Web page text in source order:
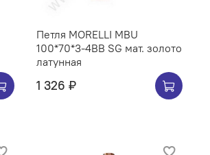
Петля MORELLI MBU
100*70*3-4BB SG мат. золото
латунная
1 326 ₽